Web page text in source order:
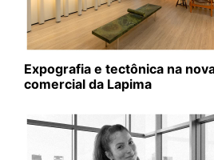
Expografia e tectônica na
comercial da Lapima